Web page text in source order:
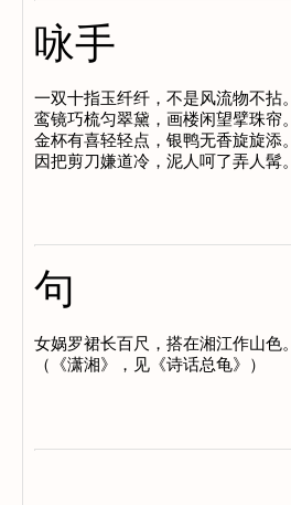
咏手
一双十指玉纤纤，不是风流物不拈。
鸾镜巧梳匀翠黛，画楼闲望擘珠帘。
金杯有喜轻轻点，银鸭无香旋旋添。
句
女娲罗裙长百尺，搭在湘江作山色。